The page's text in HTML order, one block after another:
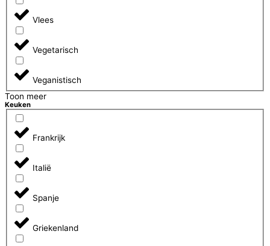
Vlees
Vegetarisch
Veganistisch
Toon meer
Keuken
Frankrijk
Italië
Spanje
Griekenland